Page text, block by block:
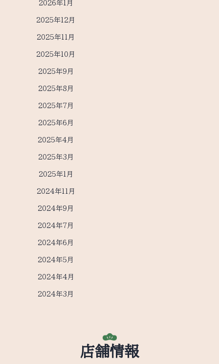
2026年1月
2025年12月
2025年11月
2025年10月
2025年9月
2025年8月
2025年7月
2025年6月
2025年4月
2025年3月
2025年1月
2024年11月
2024年9月
2024年7月
2024年6月
2024年5月
2024年4月
2024年3月
店舗情報